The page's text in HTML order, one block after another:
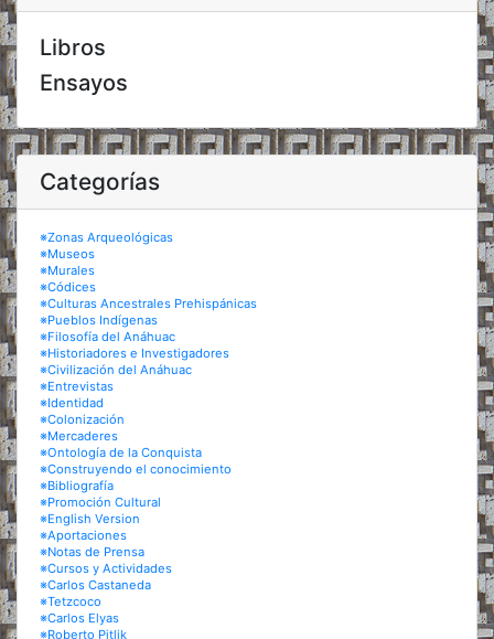
Libros
Ensayos
Categorías
※Zonas Arqueológicas
※Museos
※Murales
※Códices
※Culturas Ancestrales Prehispánicas
※Pueblos Indígenas
※Filosofía del Anáhuac
※Historiadores e Investigadores
※Civilización del Anáhuac
※Entrevistas
※Identidad
※Colonización
※Mercaderes
※Ontología de la Conquista
※Construyendo el conocimiento
※Bibliografía
※Promoción Cultural
※English Version
※Aportaciones
※Notas de Prensa
※Cursos y Actividades
※Carlos Castaneda
※Tetzcoco
※Carlos Elyas
※Roberto Pitlik